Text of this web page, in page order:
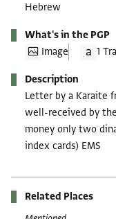
Hebrew
What's in the PGP
Image
1
Description
Letter by a Karaite
well-received by
money only two
index cards) EMS
Related Places